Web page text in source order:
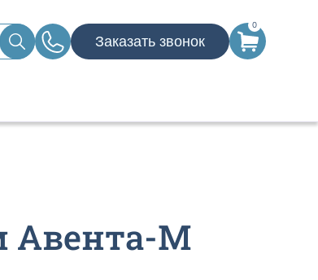
Заказать звонок
0
Авента-М